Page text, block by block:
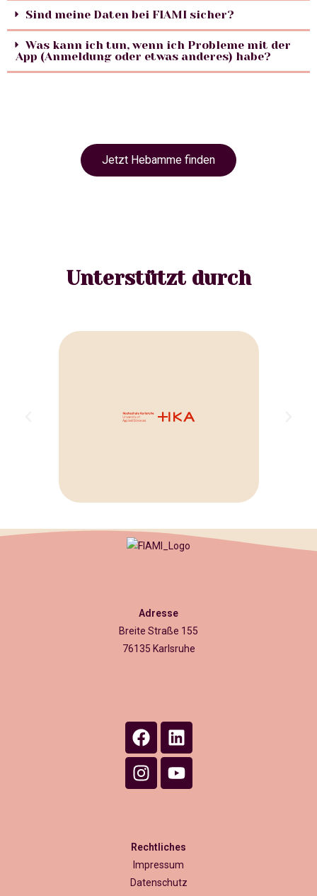
Sind meine Daten bei FIAMI sicher?
Was kann ich tun, wenn ich Probleme mit der
App (Anmeldung oder etwas anderes) habe?
Jetzt Hebamme finden
Unterstützt durch
Adresse
Breite Straße 155
76135 Karlsruhe
Rechtliches
Impressum
Datenschutz